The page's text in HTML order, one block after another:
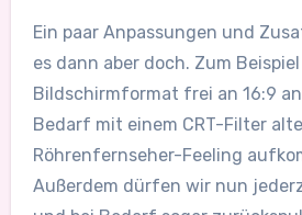
Ein paar Anpassungen und
es dann aber doch. Zum
Bildschirmformat frei an 16:9
Bedarf mit einem CRT-Filter
Röhrenfernseher-Feeling
Außerdem dürfen wir nun